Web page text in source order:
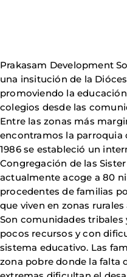
Prakasam Development
una insitución de la
promoviendo la
colegios desde las
Entre las zonas más
encontramos la parroquia
1986 se estableció un
Congregación de las
actualmente acoge a 80
procedentes de familias
que viven en zonas rurales
Son comunidades tribales
pocos recursos y con
sistema educativo. Las
zona pobre donde la falta